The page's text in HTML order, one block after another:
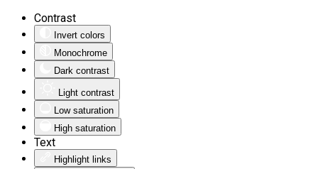
Contrast
Invert colors
Monochrome
Dark contrast
Light contrast
Low saturation
High saturation
Text
Highlight links